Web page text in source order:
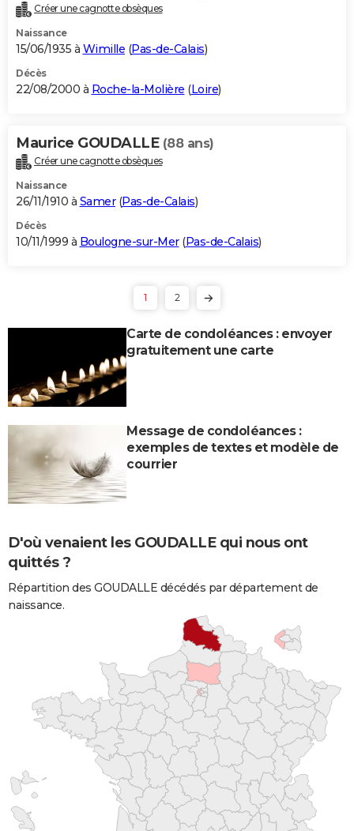
Créer une cagnotte obsèques
Naissance
15/06/1935 à Wimille (Pas-de-Calais)
Décès
22/08/2000 à Roche-la-Molière (Loire)
Maurice GOUDALLE (88 ans)
Créer une cagnotte obsèques
Naissance
26/11/1910 à Samer(Pas-de-Calais)
Décès
10/11/1999 à Boulogne-sur-Mer(Pas-de-Calais)
1 2
Carte de condoléances : envoyer
gratuitement une carte
Message de condoléances :
exemples de textes et modèle de
courrier
D'où venaient les GOUDALLE qui nous ont
quittés ?
Répartition des GOUDALLE décédés par département de
naissance.